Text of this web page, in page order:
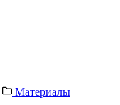
Материалы